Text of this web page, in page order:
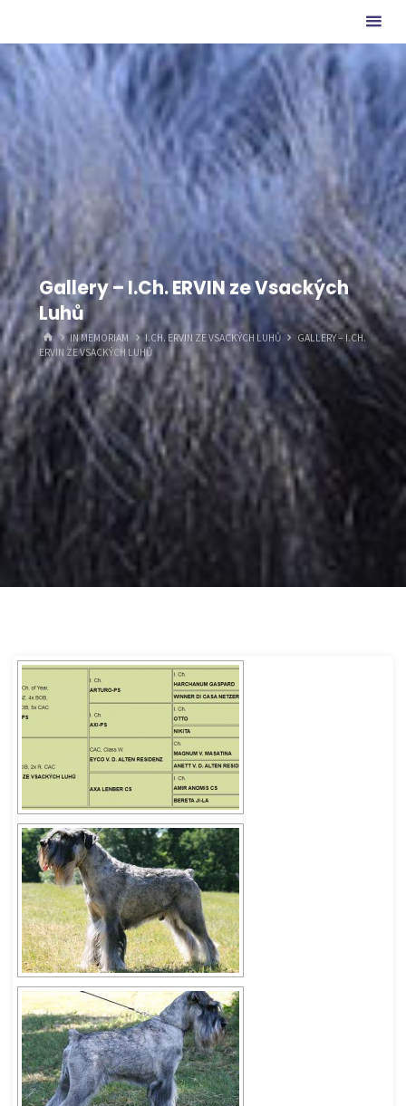
content
údolí
Gallery – I.Ch. ERVIN ze Vsackých
Luhů
HOMEIN MEMORIAM I.CH. ERVIN ZE VSACKÝCH LUHŮ
GALLERY – I.CH.
ERVIN ZE VSACKÝCH LUHŮ